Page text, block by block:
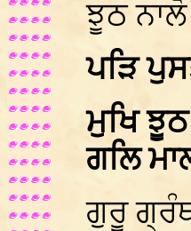
ਝੂਠ
ਪੜਿ
ਮੁਖਿ
ਗਲਿ
ਗੁਰੂ